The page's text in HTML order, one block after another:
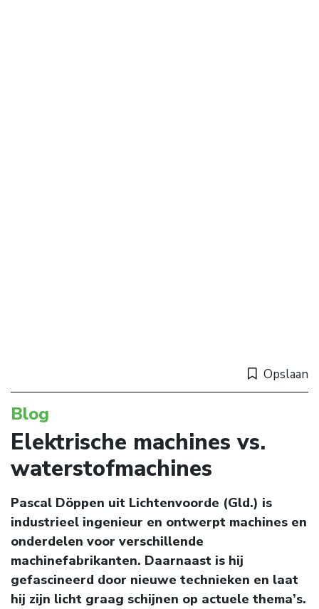
Opslaan
Blog
Elektrische machines vs.
waterstofmachines
Pascal Döppen uit Lichtenvoorde (Gld.) is
industrieel ingenieur en ontwerpt machines en
onderdelen voor verschillende
machinefabrikanten. Daarnaast is hij
gefascineerd door nieuwe technieken en laat
hij zijn licht graag schijnen op actuele thema’s.